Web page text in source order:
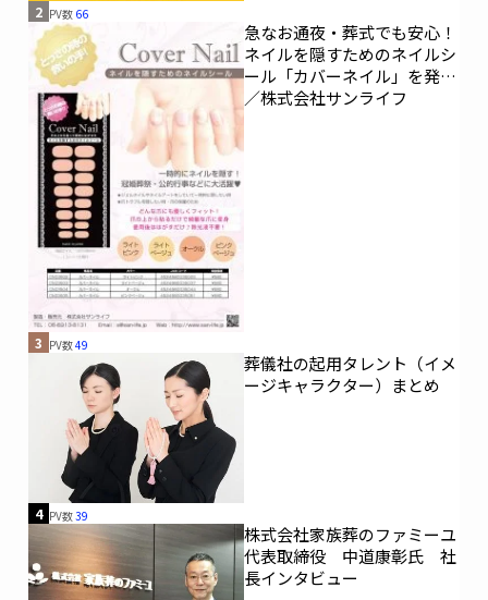
2 PV数 66
急なお通夜・葬式でも安心！
ネイルを隠すためのネイルシ
ール「カバーネイル」を発売
／株式会社サンライフ
3 PV数49
葬儀社の起用タレント（イメ
ージキャラクター）まとめ
4 PV数39
株式会社家族葬のファミーユ
代表取締役 中道康彰氏 社
長インタビュー